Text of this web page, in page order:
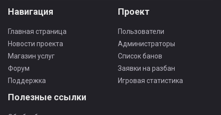
Навигация
Главная страница
Новости проекта
Магазин услуг
Форум
Поддержка
Проект
Пользователи
Администраторы
Список банов
Заявки на разбан
Игровая статистика
Полезные ссылки